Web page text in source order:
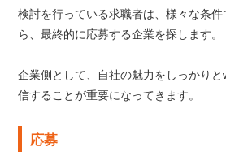
検討を行っている求職者は、様々な条
ら、最終的に応募する企業を探します。
企業側として、自社の魅力をしっかり
信することが重要になってきます。
応募